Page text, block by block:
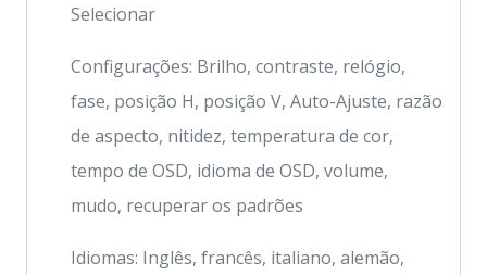
Selecionar
Configurações: Brilho, contraste, relógio,
fase, posição H, posição V, Auto-Ajuste, razão
de aspecto, nitidez, temperatura de cor,
tempo de OSD, idioma de OSD, volume,
mudo, recuperar os padrões
Idiomas: Inglês, francês, italiano, alemão,